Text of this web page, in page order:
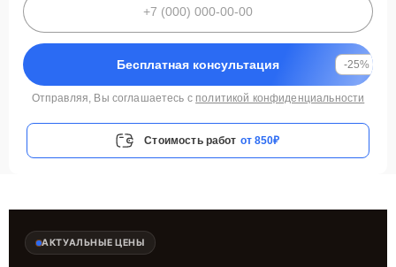
Бесплатная консультация -25%
Отправляя, Вы соглашаетесь с политикой конфиденциальности
Стоимость работ от 850₽
АКТУАЛЬНЫЕ ЦЕНЫ